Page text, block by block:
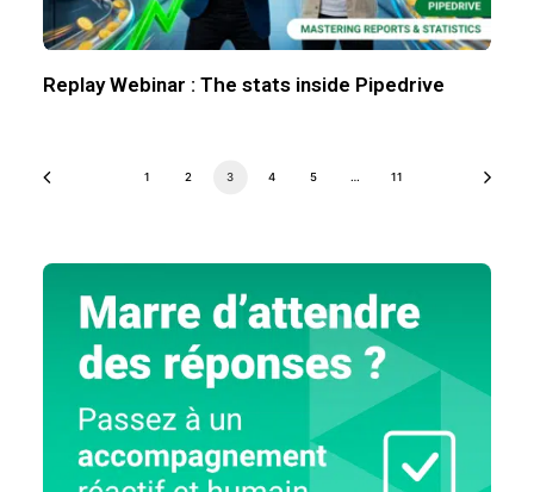
Replay Webinar : The stats inside Pipedrive
1 2 3 4 5 … 11